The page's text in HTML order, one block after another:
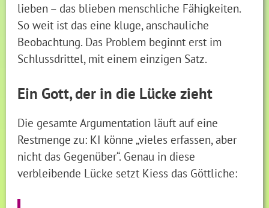
lieben – das blieben menschliche Fähigkeiten.
So weit ist das eine kluge, anschauliche
Beobachtung. Das Problem beginnt erst im
Schlussdrittel, mit einem einzigen Satz.
Ein Gott, der in die Lücke zieht
Die gesamte Argumentation läuft auf eine
Restmenge zu: KI könne „vieles erfassen, aber
nicht das Gegenüber“. Genau in diese
verbleibende Lücke setzt Kiess das Göttliche: